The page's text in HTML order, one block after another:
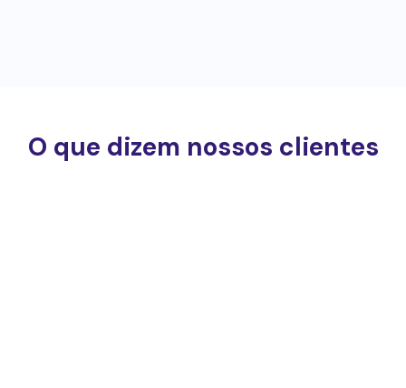
O que dizem nossos clientes